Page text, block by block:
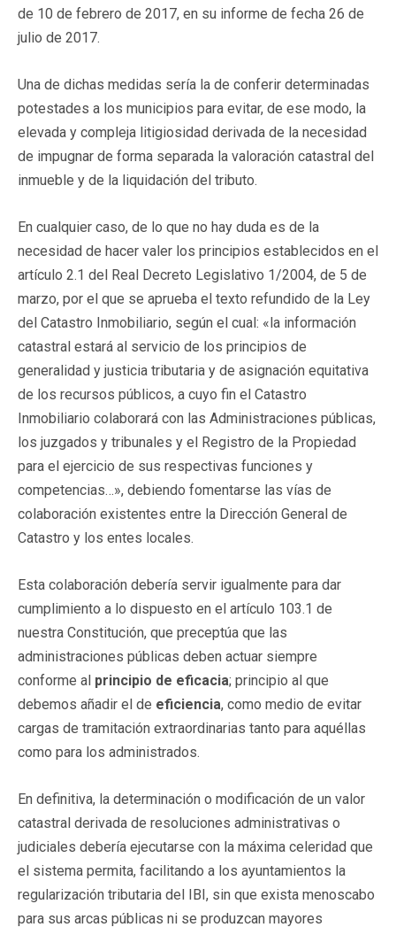
de 10 de febrero de 2017, en su informe de fecha 26 de
julio de 2017.
Una de dichas medidas sería la de conferir determinadas
potestades a los municipios para evitar, de ese modo, la
elevada y compleja litigiosidad derivada de la necesidad
de impugnar de forma separada la valoración catastral del
inmueble y de la liquidación del tributo.
En cualquier caso, de lo que no hay duda es de la
necesidad de hacer valer los principios establecidos en el
artículo 2.1 del Real Decreto Legislativo 1/2004, de 5 de
marzo, por el que se aprueba el texto refundido de la Ley
del Catastro Inmobiliario, según el cual: «la información
catastral estará al servicio de los principios de
generalidad y justicia tributaria y de asignación equitativa
de los recursos públicos, a cuyo fin el Catastro
Inmobiliario colaborará con las Administraciones públicas,
los juzgados y tribunales y el Registro de la Propiedad
para el ejercicio de sus respectivas funciones y
competencias…», debiendo fomentarse las vías de
colaboración existentes entre la Dirección General de
Catastro y los entes locales.
Esta colaboración debería servir igualmente para dar
cumplimiento a lo dispuesto en el artículo 103.1 de
nuestra Constitución, que preceptúa que las
administraciones públicas deben actuar siempre
conforme al principio de eficacia; principio al que
debemos añadir el de eficiencia, como medio de evitar
cargas de tramitación extraordinarias tanto para aquéllas
como para los administrados.
En definitiva, la determinación o modificación de un valor
catastral derivada de resoluciones administrativas o
judiciales debería ejecutarse con la máxima celeridad que
el sistema permita, facilitando a los ayuntamientos la
regularización tributaria del IBI, sin que exista menoscabo
para sus arcas públicas ni se produzcan mayores